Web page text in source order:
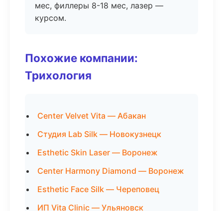
мес, филлеры 8-18 мес, лазер —
курсом.
Похожие компании:
Трихология
Center Velvet Vita — Абакан
Студия Lab Silk — Новокузнецк
Esthetic Skin Laser — Воронеж
Center Harmony Diamond — Воронеж
Esthetic Face Silk — Череповец
ИП Vita Clinic — Ульяновск